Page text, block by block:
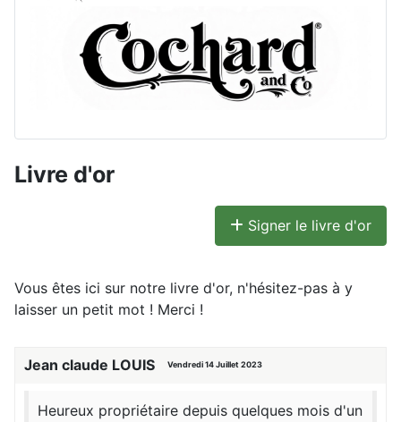
Livre d'or
Signer le livre d'or
Vous êtes ici sur notre livre d'or, n'hésitez-pas à y
laisser un petit mot ! Merci !
Jean claude LOUIS Vendredi 14 Juillet 2023
Heureux propriétaire depuis quelques mois d'un